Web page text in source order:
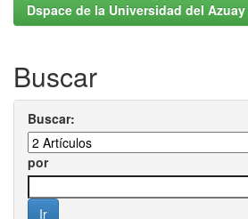
Dspace de la Universidad del Azuay
Buscar
Buscar:
por